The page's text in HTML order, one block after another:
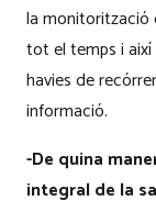
la monitorització
tot el temps i així
havies de
informació.
-De quina
integral de la